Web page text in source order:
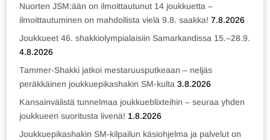
Nuorten JSM:ään on ilmoittautunut 14 joukkuetta –
ilmoittautuminen on mahdollista vielä 9.8. saakka! 7.8.2026
Joukkueet 46. shakkiolympialaisiin Samarkandissa 15.–28.9.
4.8.2026
Tammer-Shakki jatkoi mestaruusputkeaan – neljäs
peräkkäinen joukkuepikashakin SM-kulta 3.8.2026
Kansainvälistä tunnelmaa joukkueblixteihin – seuraa yhden
joukkueen suoritusta livenä! 1.8.2026
Joukkuepikashakin SM-kilpailun käsiohjelma ja palvelut on